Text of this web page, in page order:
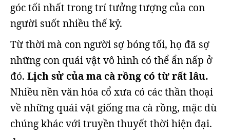
góc tối nhất trong trí tưởng tượng của con
người suốt nhiều thế kỷ.
Từ thời mà con người sợ bóng tối, họ đã sợ
những con quái vật vô hình có thể ẩn nấp ở
đó. Lịch sử của ma cà rồng có từ rất lâu.
Nhiều nền văn hóa cổ xưa có các thần thoại
về những quái vật giống ma cà rồng, mặc dù
chúng khác với truyền thuyết thời hiện đại.